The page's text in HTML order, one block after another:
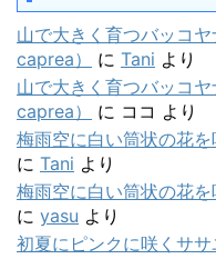
山で大きく育つバッコ
caprea）
に Tani より
山で大きく育つバッコ
caprea）
に ココ より
梅雨空に白い筒状の花を
に Tani より
梅雨空に白い筒状の花を
に yasu より
初夏にピンクに咲くササ